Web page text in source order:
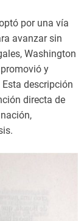
por una vía
avanzar sin
Washington
y
descripción
directa de